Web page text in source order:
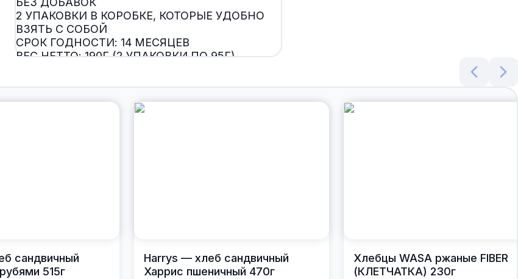
2 УПАКОВКИ В КОРОБКЕ, КОТОРЫЕ УДОБНО
ВЗЯТЬ С СОБОЙ
СРОК ГОДНОСТИ: 14 МЕСЯЦЕВ
ВЕС НЕТТО: 190Г (2 УПАКОВКИ ПО 95Г)
сандвичный
515г
Harrys — хлеб сандвичный
Харрис пшеничный 470г
Хлебцы WASA ржаные FIBER
(КЛЕТЧАТКА) 230г